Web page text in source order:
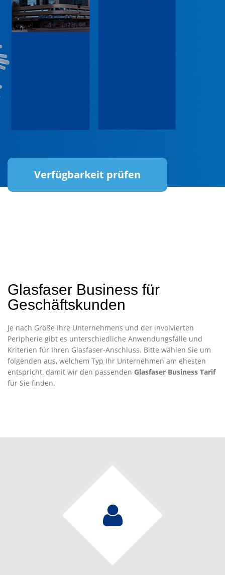
Verfügbarkeit prüfen
Glasfaser Business für
Geschäftskunden
Je nach Größe Ihre Unternehmens und der involvierten
Peripherie gibt es unterschiedliche Anwendungsfälle und
Kriterien für Ihren Glasfaser-Anschluss. Bitte wählen Sie um
folgenden aus, welchem Typ Ihr Unternehmen am ehesten
entspricht, damit wir den passenden Glasfaser Business Tarif
für Sie finden.